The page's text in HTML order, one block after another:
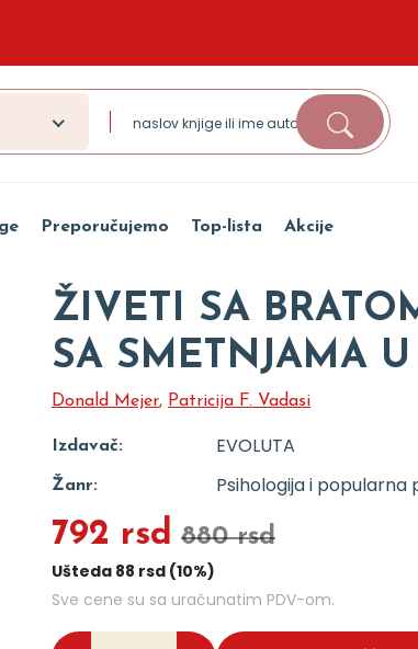
Preporučujemo Top-lista Akcije
ŽIVETI SA
SA SMETNJAMA
Donald Mejer, Patricija F. Vadasi
Izdavač: EVOLUTA
Žanr: Psihologija i popularna
792 rsd 880 rsd
Ušteda 88 rsd (10%)
Sve cene su sa uračunatim PDV-om.